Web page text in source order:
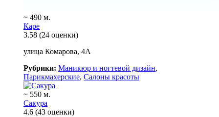
~ 490 м.
Каре
3.58 (24 оценки)
улица Комарова, 4А
Рубрики: Маникюр и ногтевой дизайн,
Парикмахерские, Салоны красоты
~ 550 м.
Сакура
4.6 (43 оценки)